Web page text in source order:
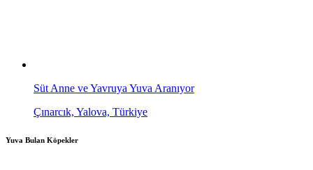
Süt Anne ve Yavruya Yuva Aranıyor
Çınarcık, Yalova, Türkiye
Yuva Bulan Köpekler